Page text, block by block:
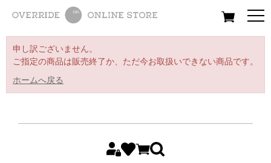
All Women Men
申し訳ございません。
ご指定の商品は販売終了か、ただ今お取扱いできない商品です。
ホームへ戻る